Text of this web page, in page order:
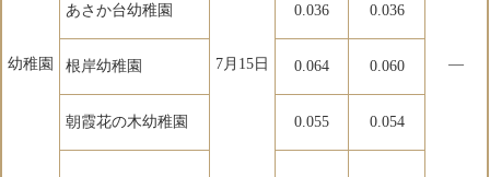
幼稚園 7月15日 ―
あさか台幼稚園 0.036 0.036
根岸幼稚園 0.064 0.060
朝霞花の木幼稚園 0.055 0.054